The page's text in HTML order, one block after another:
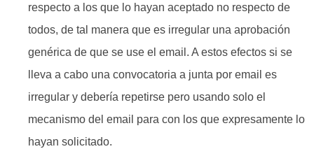
respecto a los que lo hayan aceptado no respecto de
todos, de tal manera que es irregular una aprobación
genérica de que se use el email. A estos efectos si se
lleva a cabo una convocatoria a junta por email es
irregular y debería repetirse pero usando solo el
mecanismo del email para con los que expresamente lo
hayan solicitado.